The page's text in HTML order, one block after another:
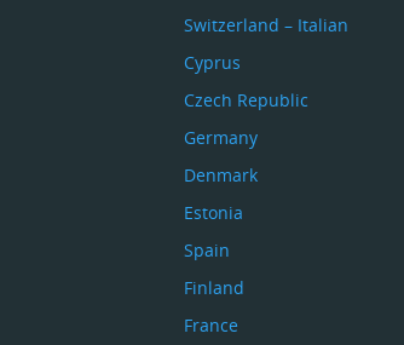
Switzerland – Italian
Cyprus
Czech Republic
Germany
Denmark
Estonia
Spain
Finland
France